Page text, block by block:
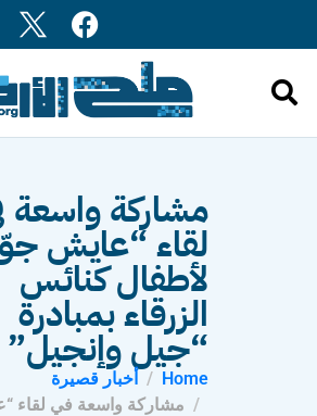
مشاركة واسعة
لقاء “عايش
لأطفال كنائس
الزرقاء بمبادرة
“جيل وإنجيل”
Home
أخبار قصيرة
مشاركة واسعة في لقاء